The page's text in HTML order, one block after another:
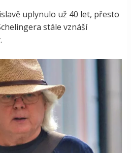
uplynulo už 40 let, přesto
stále vznáší